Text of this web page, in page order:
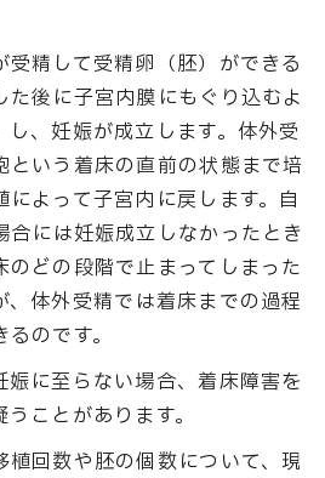
精して受精卵（胚）ができる
た後に子宮内膜にもぐり込むよ
、妊娠が成立します。体外受
いう着床の直前の状態まで培
よって子宮内に戻します。自
には妊娠成立しなかったとき
のどの段階で止まってしまった
体外受精では着床までの過程
のです。
に至らない場合、着床障害を
ことがあります。
回数や胚の個数について、現